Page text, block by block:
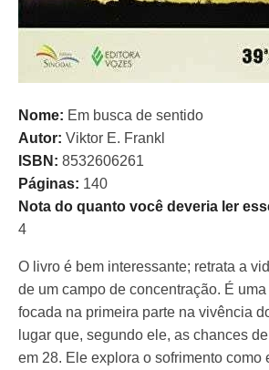
Nome: Em busca de sentido
Autor: Viktor E. Frankl
ISBN: 8532606261
Páginas: 140
Nota do quanto você deveria ler
4
O livro é bem interessante; retrata a
de um campo de concentração. É
focada na primeira parte na vivência
lugar que, segundo ele, as chances
em 28. Ele explora o sofrimento como